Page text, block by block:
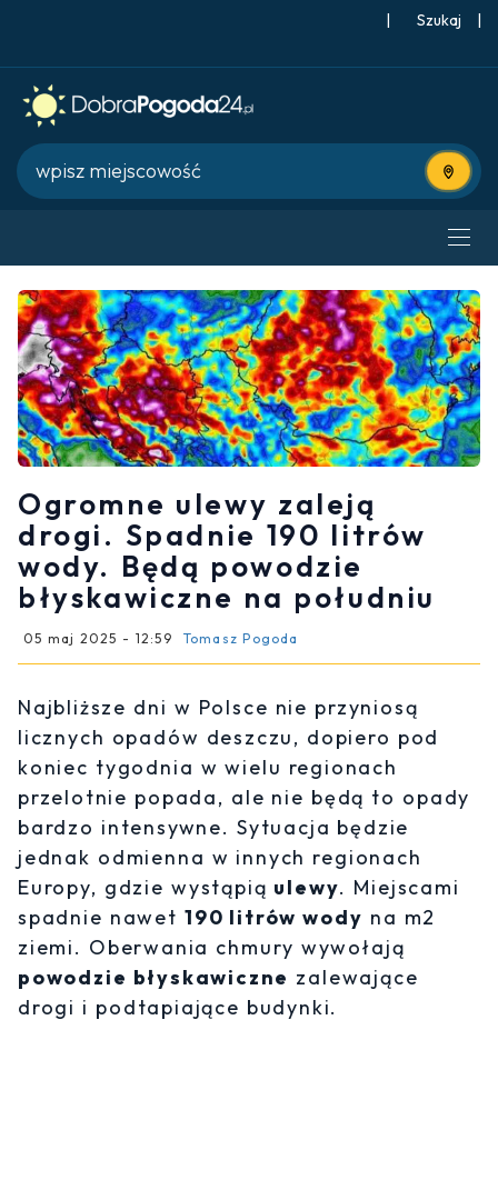
| |
Użyj
Ogromne ulewy zaleją
drogi. Spadnie 190 litrów
wody. Będą powodzie
błyskawiczne na południu
05 maj 2025 - 12:59 Tomasz Pogoda
Najbliższe dni w Polsce nie przyniosą
licznych opadów deszczu, dopiero pod
koniec tygodnia w wielu regionach
przelotnie popada, ale nie będą to opady
bardzo intensywne. Sytuacja będzie
jednak odmienna w innych regionach
Europy, gdzie wystąpią ulewy. Miejscami
spadnie nawet 190 litrów wody na m2
ziemi. Oberwania chmury wywołają
powodzie błyskawiczne zalewające
drogi i podtapiające budynki.